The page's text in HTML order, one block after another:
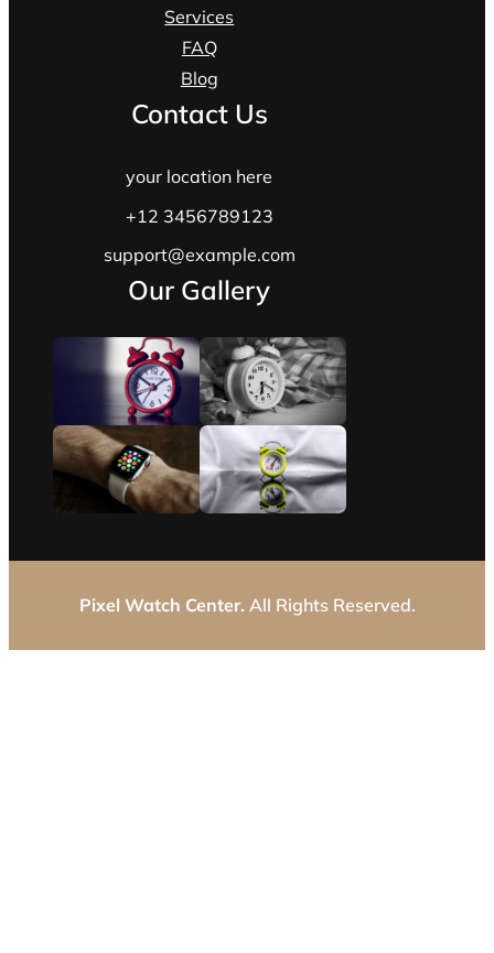
Services
FAQ
Blog
Contact Us
your location here
+12 3456789123
support@example.com
Our Gallery
Pixel Watch Center. All Rights Reserved.